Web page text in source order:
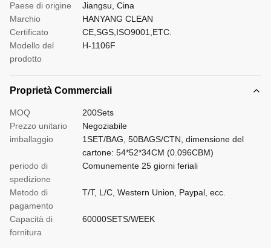
Paese di origine
Jiangsu, Cina
Marchio
HANYANG CLEAN
Certificato
CE,SGS,ISO9001,ETC.
Modello del
prodotto
H-1106F
Proprietà Commerciali
MOQ
200Sets
Prezzo unitario
Negoziabile
imballaggio
1SET/BAG, 50BAGS/CTN, dimensione del
cartone: 54*52*34CM (0.096CBM)
periodo di
spedizione
Comunemente 25 giorni feriali
Metodo di
pagamento
T/T, L/C, Western Union, Paypal, ecc.
Capacità di
fornitura
60000SETS/WEEK